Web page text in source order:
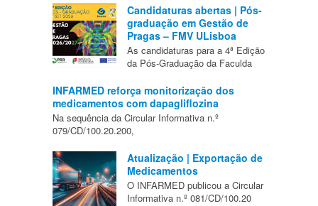
Candidaturas abertas | Pós-
graduação em Gestão de
Pragas – FMV ULisboa
As candidaturas para a 4ª Edição
da Pós-Graduação da Faculda
INFARMED reforça monitorização dos
medicamentos com dapagliflozina
Na sequência da Circular Informativa n.º
079/CD/100.20.200,
Atualização | Exportação de
Medicamentos
O INFARMED publicou a Circular
Informativa n.º 081/CD/100.20